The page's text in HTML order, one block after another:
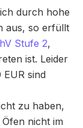
durch hohe
aus, so erfüllt
Stufe 2,
ist. Leider
sind
zu haben,
nicht im